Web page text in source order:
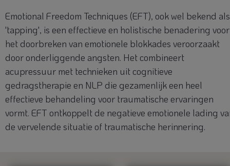
Emotional Freedom Techniques (EFT), ook wel bekend als
'tapping', is een effectieve en holistische benadering voor
het doorbreken van emotionele blokkades veroorzaakt
door onderliggende angsten. Het combineert
acupressuur met technieken uit cognitieve
gedragstherapie en NLP die gezamenlijk een heel
effectieve behandeling voor traumatische ervaringen
vormt. EFT ontkoppelt de negatieve emotionele lading
de vervelende situatie of traumatische herinnering.